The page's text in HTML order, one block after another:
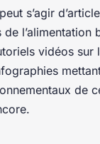
s’agir
de l’alimentation
vidéos sur
de